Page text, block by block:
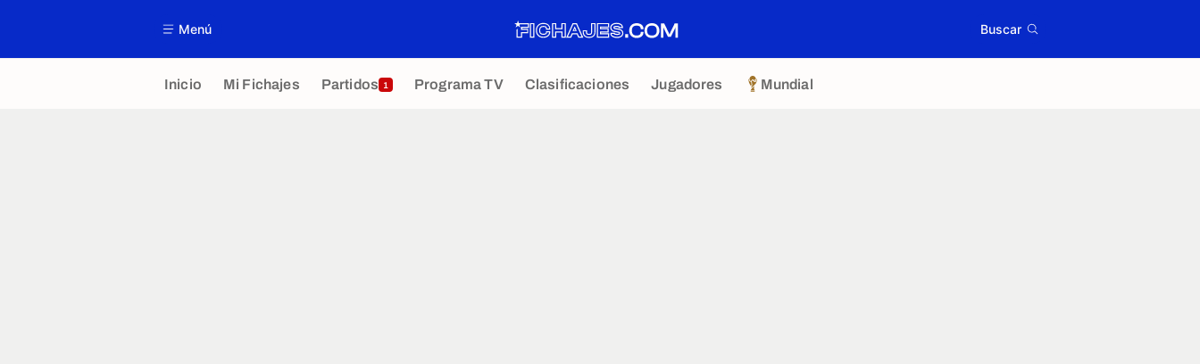
Menú Buscar
Inicio Mi Fichajes Partidos 1 Programa TV Clasificaciones Jugadores Mundial